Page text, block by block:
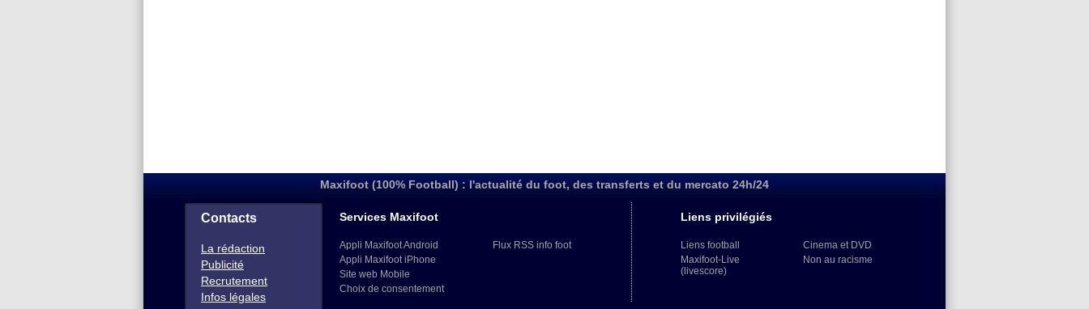
Maxifoot (100% Football) : l'actualité du foot, des transferts et du mercato 24h/24
Contacts
La rédaction
Publicité
Recrutement
Infos légales
Services Maxifoot
Appli Maxifoot Android
Appli Maxifoot iPhone
Site web Mobile
Choix de consentement
Flux RSS info foot
Liens privilégiés
Liens football
Maxifoot-Live
(livescore)
Cinema et DVD
Non au racisme